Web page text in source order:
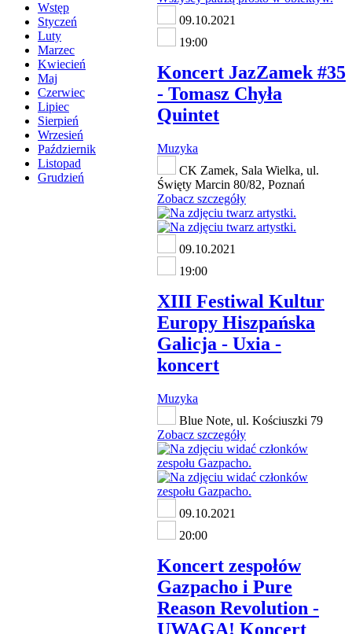
Wstęp
Styczeń
Luty
Marzec
Kwiecień
Maj
Czerwiec
Lipiec
Sierpień
Wrzesień
Październik
Listopad
Grudzień
09.10.2021
19:00
Koncert JazZamek #35
- Tomasz Chyła
Quintet
Muzyka
CK Zamek, Sala Wielka, ul.
Święty Marcin 80/82, Poznań
Zobacz szczegóły
09.10.2021
19:00
XIII Festiwal Kultur
Europy Hiszpańska
Galicja - Uxia -
koncert
Muzyka
Blue Note, ul. Kościuszki 79
Zobacz szczegóły
09.10.2021
20:00
Koncert zespołów
Gazpacho i Pure
Reason Revolution -
UWAGA! Koncert